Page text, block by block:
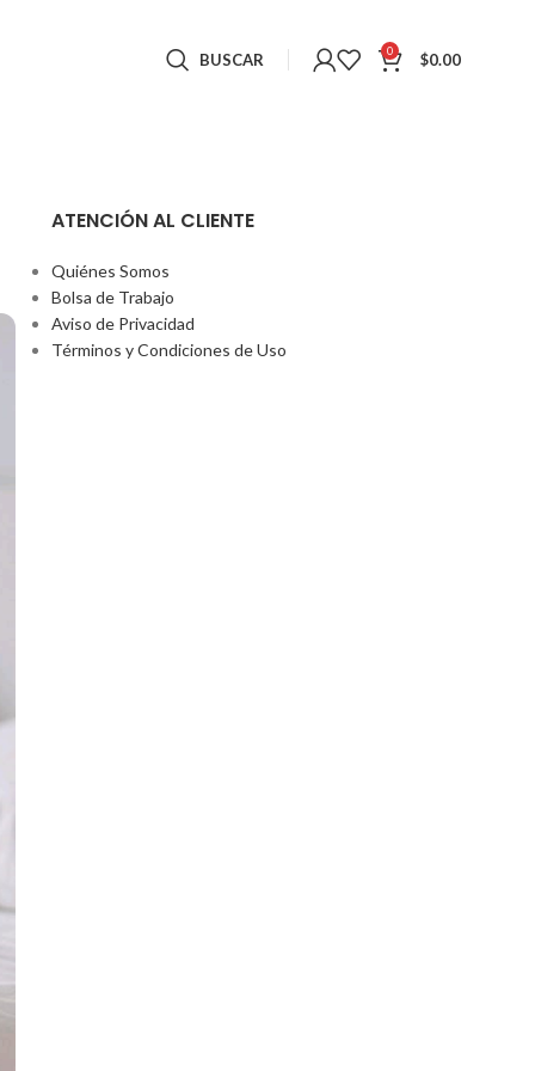
BUSCAR 0 $0.00
ATENCIÓN AL CLIENTE
Quiénes Somos
Bolsa de Trabajo
Aviso de Privacidad
Términos y Condiciones de Uso